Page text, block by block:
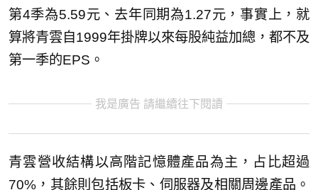
第4季為5.59元、去年同期為1.27元，事實上，就
算將青雲自1999年掛牌以來每股純益加總，都不及
第一季的EPS。
我是廣告 請繼續往下閱讀
青雲營收結構以高階記憶體產品為主，占比超過
70%，其餘則包括板卡、伺服器及相關周邊產品。